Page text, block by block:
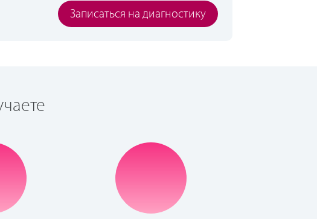
Записаться на диагностику